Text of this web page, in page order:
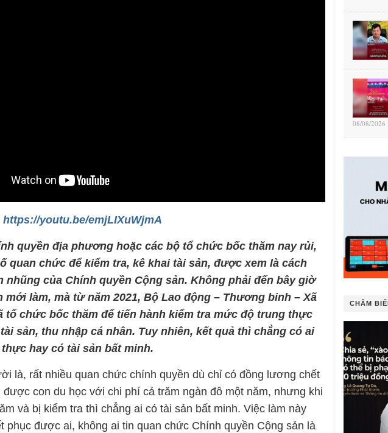
https://youtu.be/emjLIXuWjmA
quyền địa phương hoặc các bộ tổ chức bốc thăm nay rủi,
quan chức để kiểm tra, kê khai tài sản, được xem là cách
nhũng của Chính quyền Cộng sản. Không phải đến bây giờ
mới làm, mà từnăm 2021, Bộ Lao động – Thương binh –Xã
tổ chức bốc thăm để tiến hành kiểm tra mức độ trung thực
sản, thu nhập cá nhân. Tuy nhiên, kết quả thì chẳng có ai
hay có tài sản bất minh.
là, rất nhiều quan chức chính quyền dù chỉ có đồng lương chết
được con du học với chi phí cả trăm ngàn đô một năm, nhưng khi
và bị kiểm tra thì chẳng ai có tài sản bất minh. Việc làm này
phục được ai, không ai tin quan chức Chính quyền Cộng sản là
08/08/2026
CHÂM